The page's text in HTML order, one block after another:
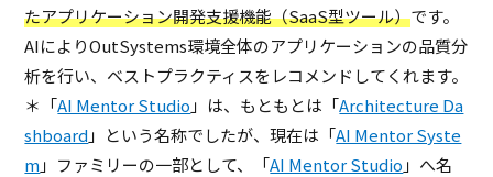
たアプリケーション開発支援機能（SaaS型ツール）です。
AIによりOutSystems環境全体のアプリケーションの品質分
析を行い、ベストプラクティスをレコメンドしてくれます。
＊「AI Mentor Studio 」は、もともとは「Architecture Da
shboard」という名称でしたが、現在は「AI Mentor Syste
m」ファミリーの一部として、「AI Mentor Studio 」へ名